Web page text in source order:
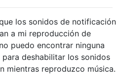
los sonidos de notificación
a mi reproducción de
puedo encontrar ninguna
deshabilitar los sonidos
mientras reproduzco música.